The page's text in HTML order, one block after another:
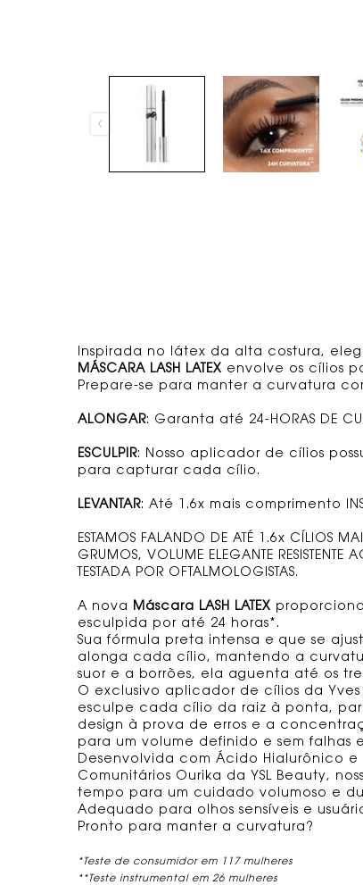
Inspirada no látex da alta costura,
MÁSCARA LASH LATEX envolve os cílios
Prepare-se para manter a curvatura
ALONGAR: Garanta até 24-HORAS DE
ESCULPIR: Nosso aplicador de cílios
para capturar cada cílio.
LEVANTAR: Até 1.6x mais comprimento
ESTAMOS FALANDO DE ATÉ 1.6x CÍLIOS
GRUMOS, VOLUME ELEGANTE RESISTENTE
TESTADA POR OFTALMOLOGISTAS.
A nova Máscara LASH LATEX
esculpida por até 24 horas*.
Sua fórmula preta intensa e que se
alonga cada cílio, mantendo a
suor e a borrões, ela aguenta até os
O exclusivo aplicador de cílios da Yves
esculpe cada cílio da raiz à ponta,
design à prova de erros e a
para um volume definido e sem falhas
Desenvolvida com Ácido Hialurônico e
Comunitários Ourika da YSL Beauty,
tempo para um cuidado volumoso e
Adequado para olhos sensíveis e
Pronto para manter a curvatura?
*Teste de consumidor em 117 mulheres
**Teste instrumental em 26 mulheres